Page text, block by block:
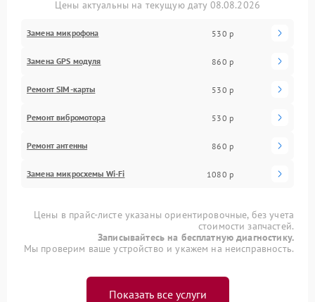
Цены актуальны на текущую дату 08.08.2026
Замена микрофона 530 р
Замена GPS модуля 860 р
Ремонт SIM-карты 530 р
Ремонт вибромотора 530 р
Ремонт антенны 860 р
Замена микросхемы Wi-Fi 1080 р
Цены в прайс-листе указаны ориентировочные, без учета
стоимости запчастей.
Записывайтесь на бесплатную диагностику.
Мы проверим ваше устройство и укажем на неисправность.
Показать все услуги